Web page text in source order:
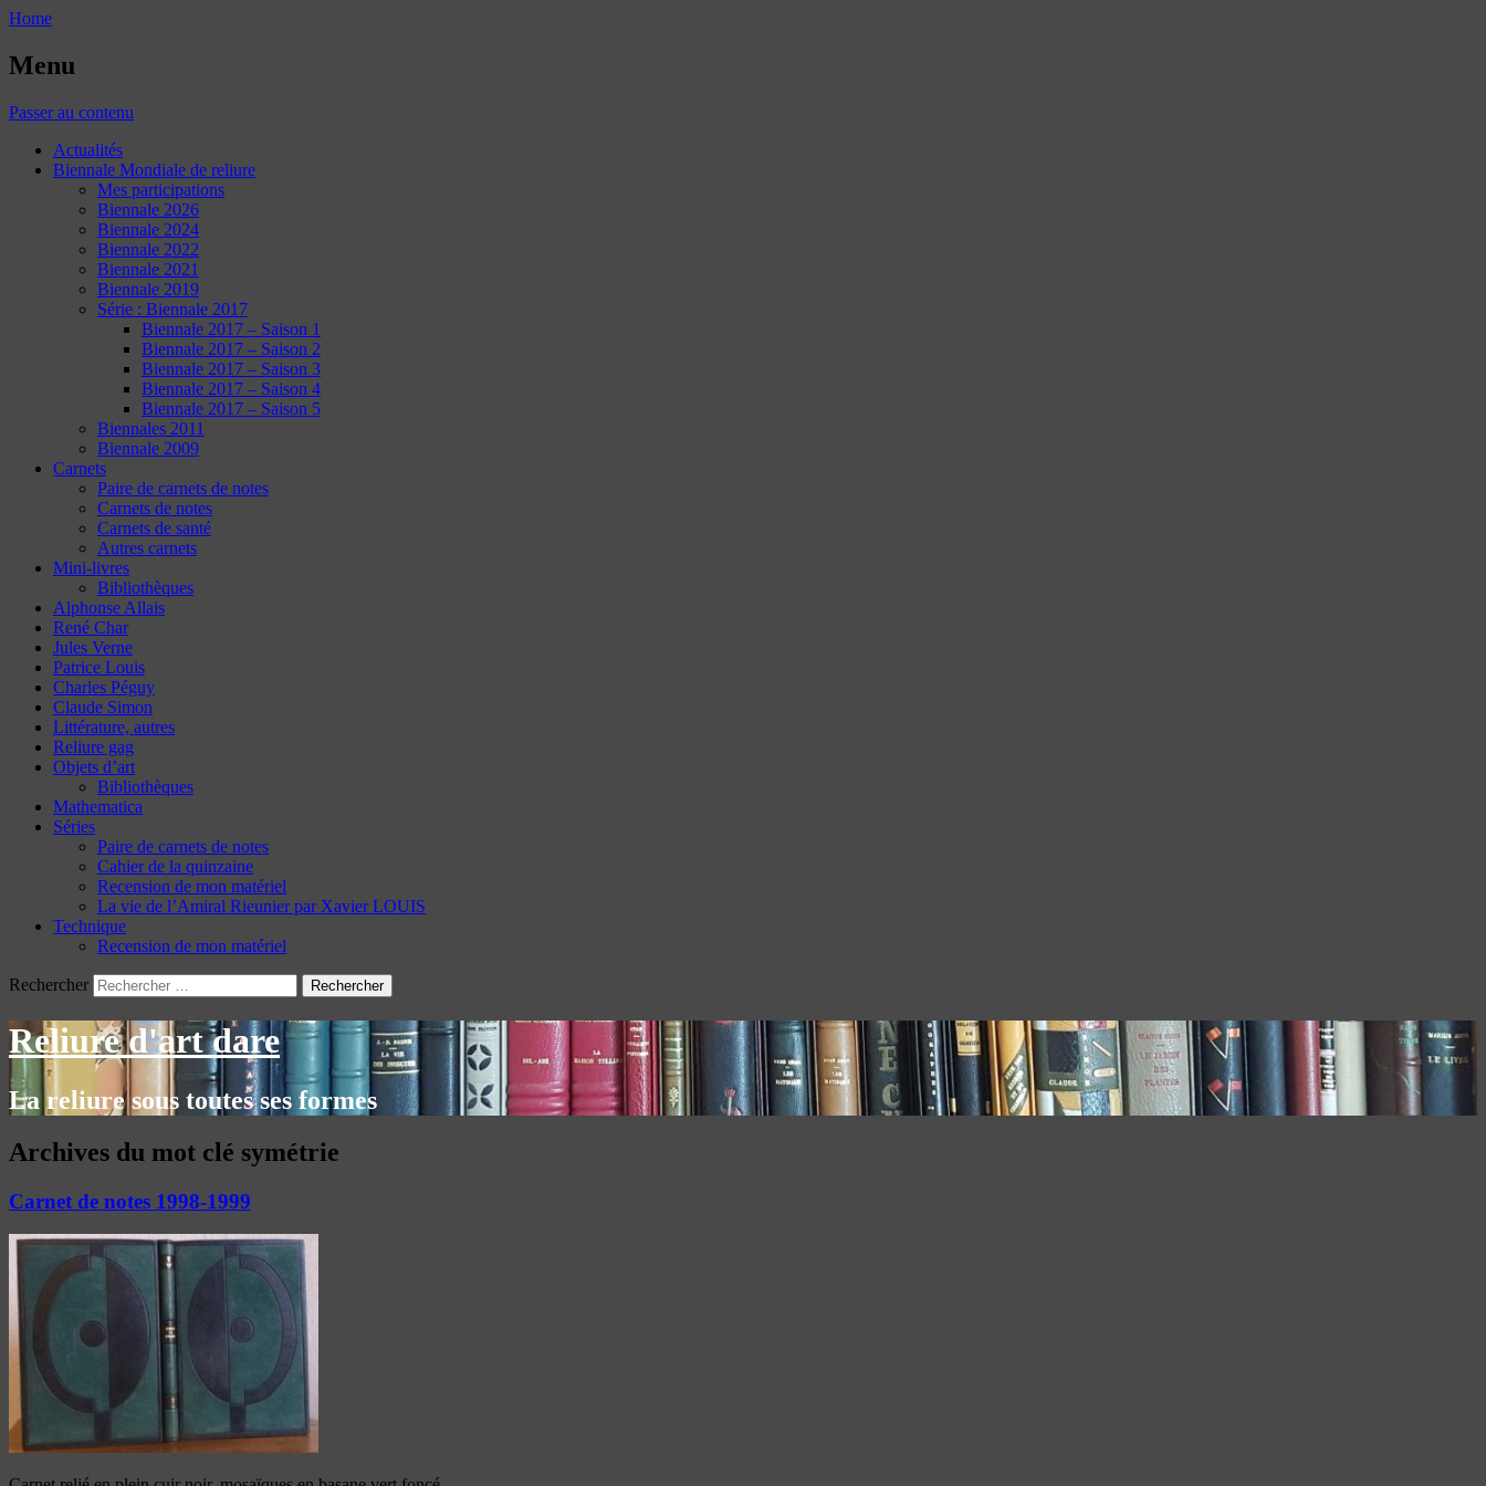
Home
Menu
Passer au contenu
Actualités
Biennale Mondiale de reliure
Mes participations
Biennale 2026
Biennale 2024
Biennale 2022
Biennale 2021
Biennale 2019
Série : Biennale 2017
Biennale 2017 – Saison 1
Biennale 2017 – Saison 2
Biennale 2017 – Saison 3
Biennale 2017 – Saison 4
Biennale 2017 – Saison 5
Biennales 2011
Biennale 2009
Carnets
Paire de carnets de notes
Carnets de notes
Carnets de santé
Autres carnets
Mini-livres
Bibliothèques
Alphonse Allais
René Char
Jules Verne
Patrice Louis
Charles Péguy
Claude Simon
Littérature, autres
Reliure gag
Objets d’art
Bibliothèques
Mathematica
Séries
Paire de carnets de notes
Cahier de la quinzaine
Recension de mon matériel
La vie de l’Amiral Rieunier par Xavier LOUIS
Technique
Recension de mon matériel
Rechercher
Reliure d'art dare
La reliure sous toutes ses formes
Archives du mot clé symétrie
Carnet de notes 1998-1999